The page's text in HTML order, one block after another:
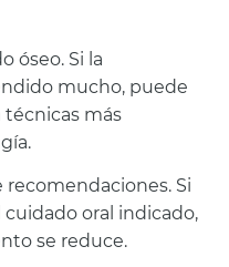
óseo. Si la
mucho, puede
técnicas más
Si
oral indicado,
se reduce.